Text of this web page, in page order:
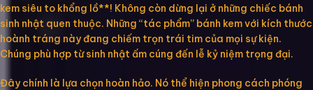
kem siêu to khổng lồ**! Không còn dừng lại ở những chiếc bánh
sinh nhật quen thuộc. Những “tác phẩm” bánh kem với kích thước
hoành tráng này đang chiếm trọn trái tim của mọi sự kiện.
Chúng phù hợp từ sinh nhật ấm cúng đến lễ kỷ niệm trọng đại.
Đây chính là lựa chọn hoàn hảo. Nó thể hiện phong cách phóng